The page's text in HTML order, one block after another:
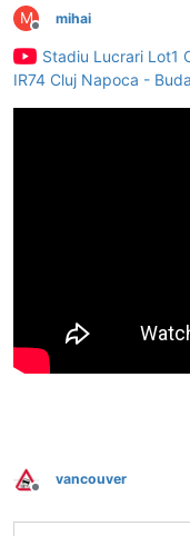
M
Deconectat
mihai
Stadiu Lucrari Lot1
IR74 Cluj Napoca -
Deconectat
vancouver